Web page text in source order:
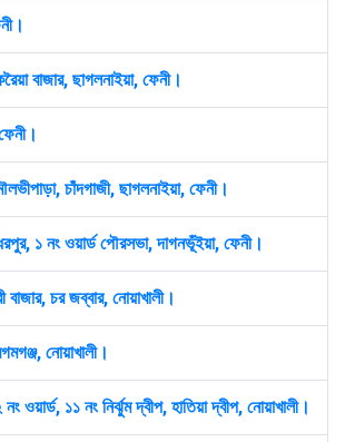
বাজার, ছাগলনাইয়া, ফেনী।
চাঁদগাজী, ছাগলনাইয়া, ফেনী।
১ নং ওয়ার্ড পৌরসভা, দাগনভূঁইয়া, ফেনী।
বাজার, চর জব্বার, নোয়াখালী।
নোয়াখালী।
ওয়ার্ড, ১১ নং নির্ঝুম দ্বীপ, হাতিয়া দ্বীপ, নোয়াখালী।